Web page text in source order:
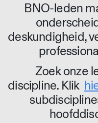
BNO-leden
deskundigheid,
Zoek onze
discipline. Klik